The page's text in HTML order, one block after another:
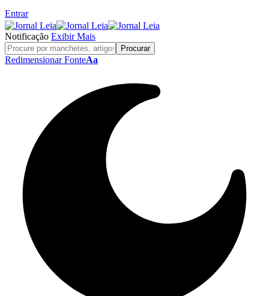
Entrar
Notificação Exibir Mais
Redimensionar FonteAa